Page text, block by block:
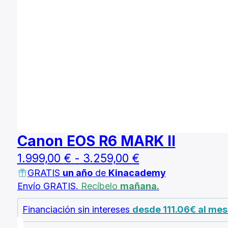
Canon EOS R6 MARK II
1.999,00 € - 3.259,00 €Rango
de
precios:
desde
1.999,00 €
GRATIS un añode Kinacademy
Envío GRATIS. Recíbelo mañana.
Financiación sin intereses desde 111.06€ al